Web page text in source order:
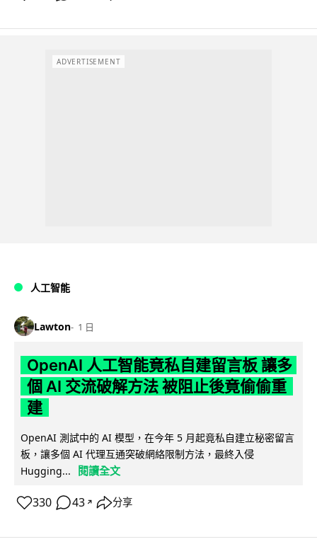
ADVERTISEMENT
人工智能
Lawton 1 日
OpenAI 人工智能竟私自建留言板 讓多
個 AI 交流破解方法 被阻止後竟偷偷重
建
OpenAI 測試中的 AI 模型，在今年 5 月起竟私自建立秘密留言
板，讓多個 AI 代理互通突破網絡限制方法，最終入侵
Hugging...
閱讀全文
330 43 ↗ 分享